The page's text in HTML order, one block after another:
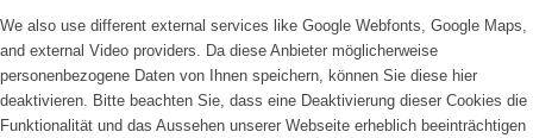
We also use different external services like Google Webfonts, Google Maps,
and external Video providers. Da diese Anbieter möglicherweise
personenbezogene Daten von Ihnen speichern, können Sie diese hier
deaktivieren. Bitte beachten Sie, dass eine Deaktivierung dieser Cookies die
Funktionalität und das Aussehen unserer Webseite erheblich beeinträchtigen